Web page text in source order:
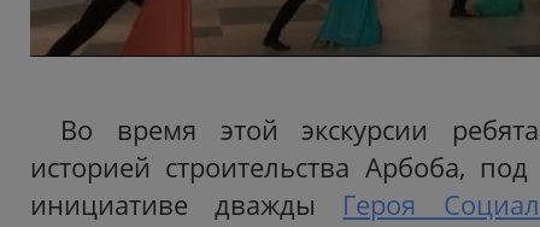
Во время этой экскурсии
историей строительства Арбоба,
инициативе дважды Героя